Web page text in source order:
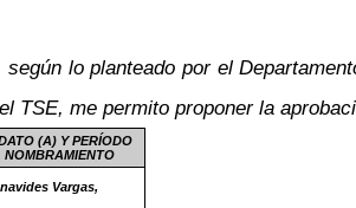
lo planteado por el
TSE, me permito proponer la
(A) Y PERÍODO
NOMBRAMIENTO
Vargas,